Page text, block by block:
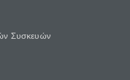
Συσκευών